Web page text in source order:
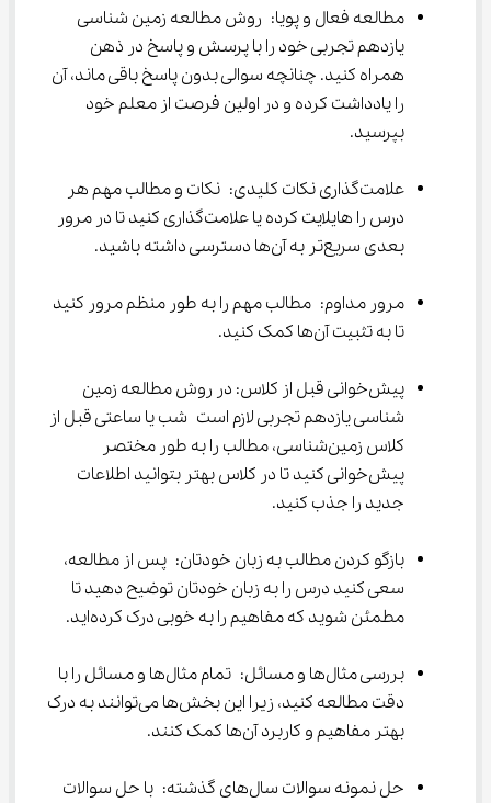
مطالعه فعال و پویا: روش مطالعه زمین شناسی
یازدهم تجربی خود را با پرسش و پاسخ در ذهن
همراه کنید. چنانچه سوالی بدون پاسخ باقی ماند، آن
را یادداشت کرده و در اولین فرصت از معلم خود
بپرسید.
علامت‌گذاری نکات کلیدی: نکات و مطالب مهم هر
درس را هایلایت کرده یا علامت‌گذاری کنید تا در مرور
بعدی سریع‌تر به آن‌ها دسترسی داشته باشید.
مرور مداوم: مطالب مهم را به طور منظم مرور کنید
تا به تثبیت آن‌ها کمک کنید.
پیش‌خوانی قبل از کلاس: در روش مطالعه زمین
شناسی یازدهم تجربی لازم است شب یا ساعتی قبل از
کلاس زمین‌شناسی، مطالب را به طور مختصر
پیش‌خوانی کنید تا در کلاس بهتر بتوانید اطلاعات
جدید را جذب کنید.
بازگو کردن مطالب به زبان خودتان: پس از مطالعه،
سعی کنید درس را به زبان خودتان توضیح دهید تا
مطمئن شوید که مفاهیم را به خوبی درک کرده‌اید.
بررسی مثال‌ها و مسائل: تمام مثال‌ها و مسائل را با
دقت مطالعه کنید، زیرا این بخش‌ها می‌توانند به درک
بهتر مفاهیم و کاربرد آن‌ها کمک کنند.
حل نمونه سوالات سال‌های گذشته: با حل سوالات